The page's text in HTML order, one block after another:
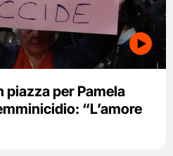
piazza per Pamela
“L’amore